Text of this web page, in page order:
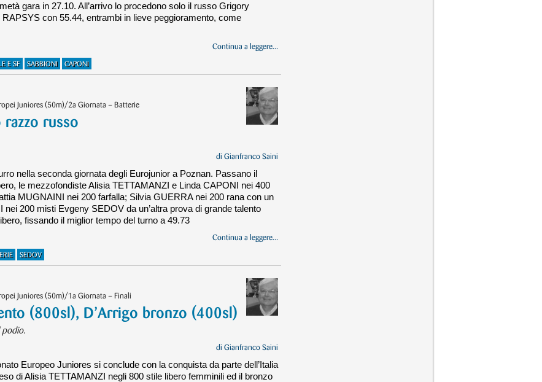
gara in 27.10. All’arrivo lo procedono solo il russo Grigory
con 55.44, entrambi in lieve peggioramento, come
Continua a leggere...
E SF SABBIONI CAPONI
Juniores (50m)/2a Giornata – Batterie
razzo russo
di Gianfranco Saini
nella seconda giornata degli Eurojunior a Poznan. Passano il
le mezzofondiste Alisia TETTAMANZI e Linda CAPONI nei 400
MUGNAINI nei 200 farfalla; Silvia GUERRA nei 200 rana con un
200 misti Evgeny SEDOV da un’altra prova di grande talento
fissando il miglior tempo del turno a 49.73
Continua a leggere...
SEDOV
Juniores (50m)/1a Giornata – Finali
(800sl), D’Arrigo bronzo (400sl)
podio.
di Gianfranco Saini
Europeo Juniores si conclude con la conquista da parte dell’Italia
di Alisia TETTAMANZI negli 800 stile libero femminili ed il bronzo